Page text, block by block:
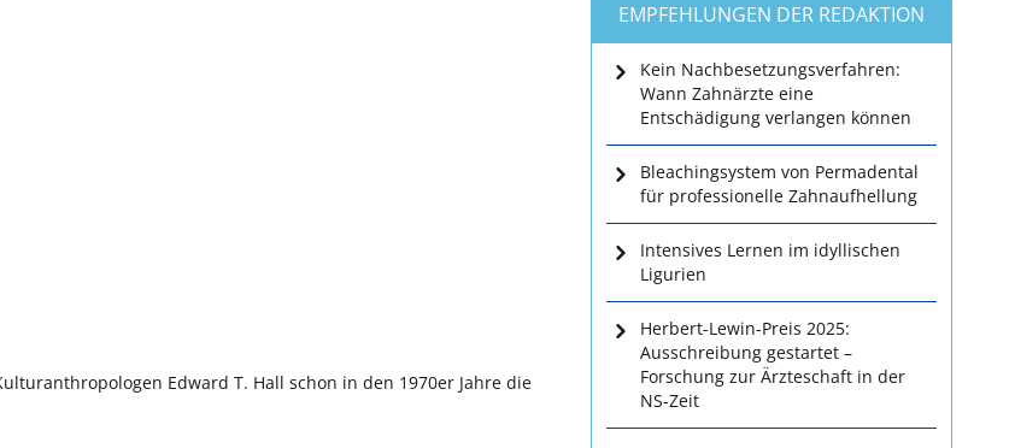
Edward T. Hall schon in den 1970er Jahre die
EMPFEHLUNGEN DER REDAKTION
Kein Nachbesetzungsverfahren:
Wann Zahnärzte eine
Entschädigung verlangen können
Bleachingsystem von Permadental
für professionelle Zahnaufhellung
Intensives Lernen im idyllischen
Ligurien
Herbert-Lewin-Preis 2025:
Ausschreibung gestartet –
Forschung zur Ärzteschaft in der
NS-Zeit